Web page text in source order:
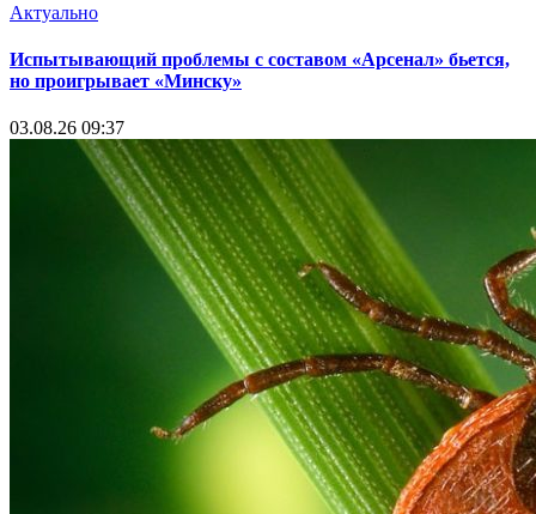
Актуально
Испытывающий проблемы с составом «Арсенал» бьется,
но проигрывает «Минску»
03.08.26 09:37